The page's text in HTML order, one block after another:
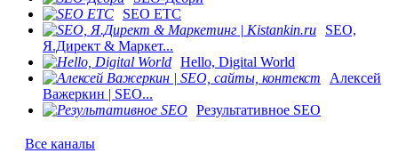
SEO ETC
SEO,
Я.Директ & Маркет...
Hello, Digital World
Алексей
Важеркин | SEO...
Результативное SEO
Все каналы